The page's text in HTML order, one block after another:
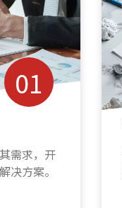
02
列出材料